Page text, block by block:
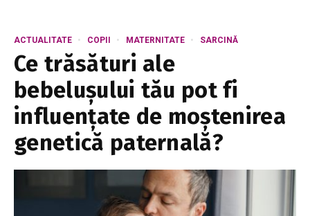
ACTUALITATE COPII MATERNITATE SARCINĂ
Ce trăsături ale
bebelușului tău pot fi
influențate de moștenirea
genetică paternală?